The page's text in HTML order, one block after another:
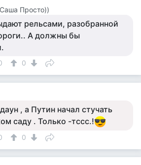
Просто))
рельсами, разобранной
А должны бы
0
, а Путин начал стучать
саду . Только -тссс.!
0